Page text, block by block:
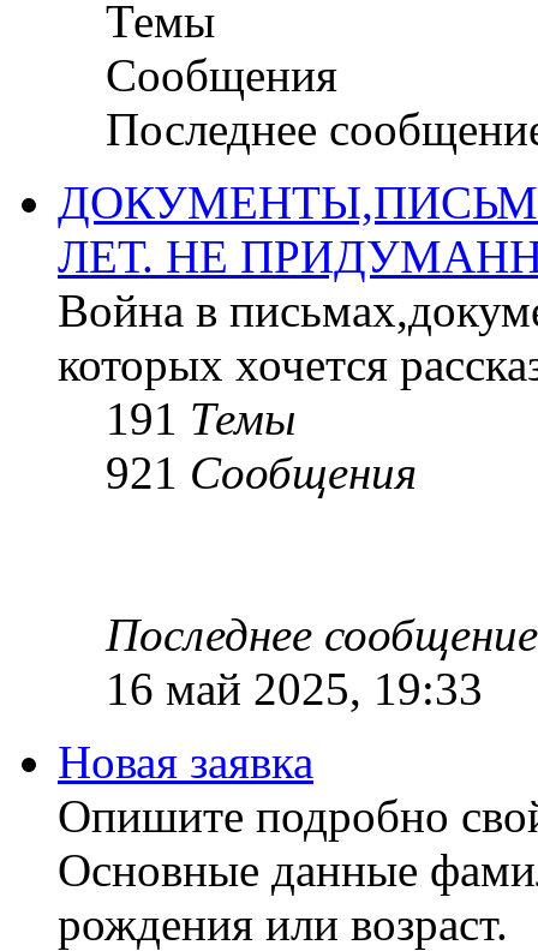
Темы
Сообщения
Последнее
ЛЕТ. НЕ
Война в
которых хочется
191 Темы
921 Сообщения
Последнее сообщение
16 май 2025, 19:33
Новая заявка
Опишите подробно
Основные данные
рождения или возраст.